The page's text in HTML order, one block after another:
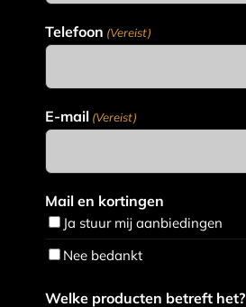
Telefoon (Vereist)
E-mail (Vereist)
Mail en kortingen
Ja stuur mij aanbiedingen
Nee bedankt
Welke producten betreft het?